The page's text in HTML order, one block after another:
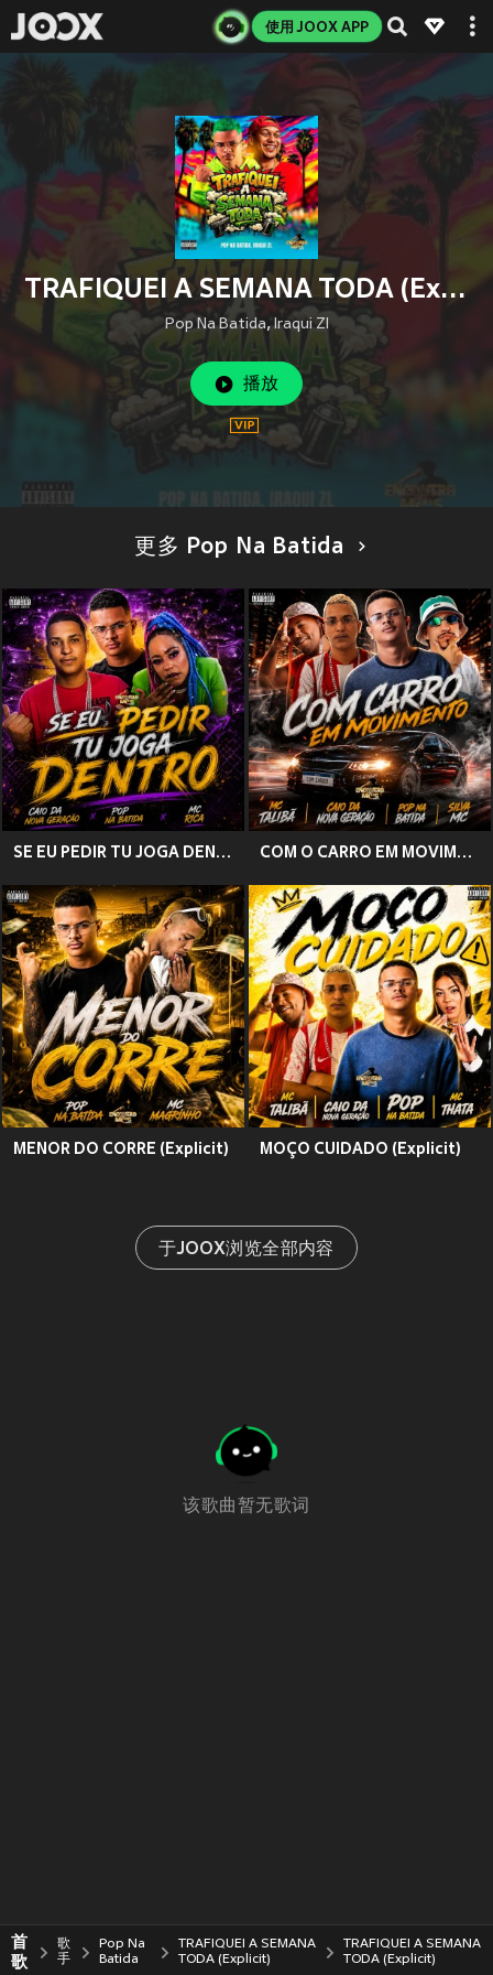
使用 JOOX APP
TRAFIQUEI A SEMANA TODA (Explicit)
Pop Na Batida,Iraqui Zl
播放
更多 Pop Na Batida
SE EU PEDIR TU JOGA DENTRO (Explicit) COM O CARRO EM MOVIMENTO (Explicit)
MENOR DO CORRE (Explicit) MOÇO CUIDADO (Explicit)
于JOOX浏览全部内容
该歌曲暂无歌词
首
歌
歌
手
Pop Na
Batida
TRAFIQUEI A SEMANA
TODA (Explicit)
TRAFIQUEI A SEMANA
TODA (Explicit)